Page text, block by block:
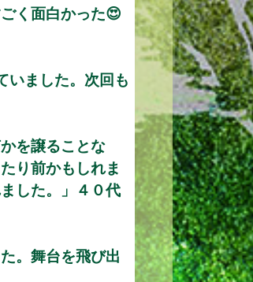
く面白かった😍
いました。次回も
を譲ることな
り前かもしれま
した。」４０代
。舞台を飛び出